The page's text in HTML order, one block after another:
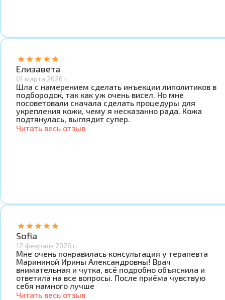
Елизавета
01 марта 2026 г.
Шла с намерением сделать инъекции липолитиков в
подбородок, так как уж очень висел. Но мне
посоветовали сначала сделать процедуры для
укрепления кожи, чему я несказанно рада. Кожа
подтянулась, выглядит супер.
Читать весь отзыв
Sofia
12 февраля 2026 г.
Мне очень понравилась консультация у терапевта
Марининой Ирины Александровны! Врач
внимательная и чутка, всё подробно объяснила и
ответила на все вопросы. После приёма чувствую
себя намного лучше
Читать весь отзыв